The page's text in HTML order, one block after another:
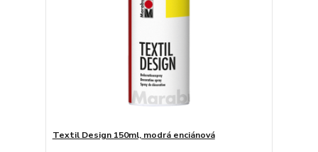
Textil Design 150ml, modrá enciánová